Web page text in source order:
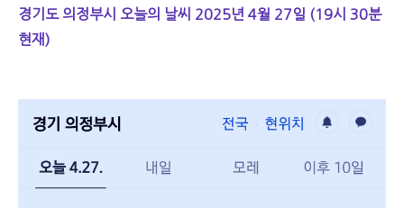
경기도 의정부시 오늘의 날씨 2025년 4월 27일 (19시 30분
현재)